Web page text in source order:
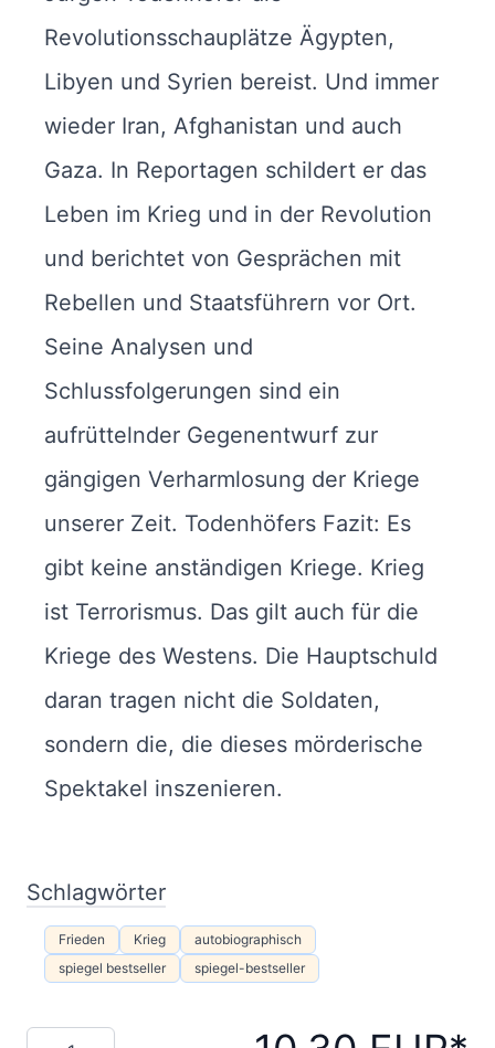
Revolutionsschauplätze Ägypten,
Libyen und Syrien bereist. Und immer
wieder Iran, Afghanistan und auch
Gaza. In Reportagen schildert er das
Leben im Krieg und in der Revolution
und berichtet von Gesprächen mit
Rebellen und Staatsführern vor Ort.
Seine Analysen und
Schlussfolgerungen sind ein
aufrüttelnder Gegenentwurf zur
gängigen Verharmlosung der Kriege
unserer Zeit. Todenhöfers Fazit: Es
gibt keine anständigen Kriege. Krieg
ist Terrorismus. Das gilt auch für die
Kriege des Westens. Die Hauptschuld
daran tragen nicht die Soldaten,
sondern die, die dieses mörderische
Spektakel inszenieren.
Schlagwörter
Frieden Krieg
autobiographisch
spiegel bestseller
spiegel-bestseller
Menge